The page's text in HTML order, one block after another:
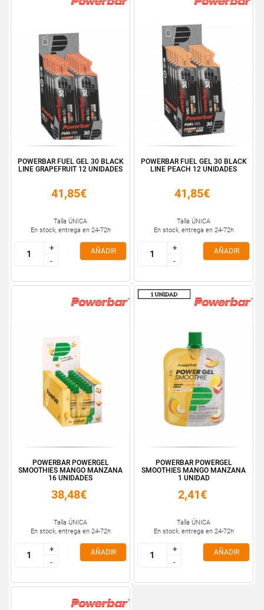
POWERBAR FUEL GEL 30 BLACK
LINE GRAPEFRUIT 12 UNIDADES
41,85€
Talla ÚNICA
En stock, entrega en 24-72h
+
-
+
-
AÑADIR
POWERBAR FUEL GEL 30 BLACK
LINE PEACH 12 UNIDADES
41,85€
Talla ÚNICA
En stock, entrega en 24-72h
+
-
+
-
AÑADIR
POWERBAR POWERGEL
SMOOTHIES MANGO MANZANA
16 UNIDADES
38,48€
Talla ÚNICA
En stock, entrega en 24-72h
+
-
+
-
AÑADIR
POWERBAR POWERGEL
SMOOTHIES MANGO MANZANA
1 UNIDAD
2,41€
Talla ÚNICA
En stock, entrega en 24-72h
+
-
+
-
AÑADIR